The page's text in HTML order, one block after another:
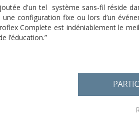
d'un tel système sans-fil réside
une configuration fixe ou lors d’un
Complete est indéniablement le
l’éducation.”